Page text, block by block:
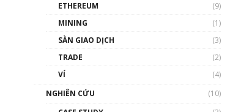
ETHEREUM
(9)
MINING
(1)
SÀN GIAO DỊCH
(3)
TRADE
(2)
VÍ
(4)
NGHIÊN CỨU
(10)